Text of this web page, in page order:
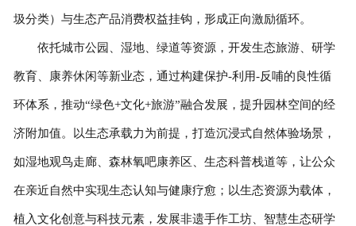
圾分类）与生态产品消费权益挂钩，形成正向激励循环。
依托城市公园、湿地、绿道等资源，开发生态旅游、研学
教育、康养休闲等新业态，通过构建保护-利用-反哺的良性循
环体系，推动“绿色+文化+旅游”融合发展，提升园林空间的经
济附加值。以生态承载力为前提，打造沉浸式自然体验场景，
如湿地观鸟走廊、森林氧吧康养区、生态科普栈道等，让公众
在亲近自然中实现生态认知与健康疗愈；以生态资源为载体，
植入文化创意与科技元素，发展非遗手作工坊、智慧生态研学